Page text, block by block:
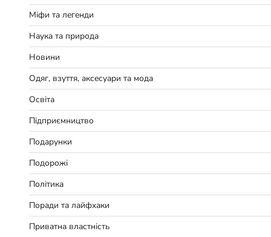
Міфи та легенди
Наука та природа
Новини
Одяг, взуття, аксесуари та мода
Освіта
Підприємництво
Подарунки
Подорожі
Політика
Поради та лайфхаки
Приватна властність